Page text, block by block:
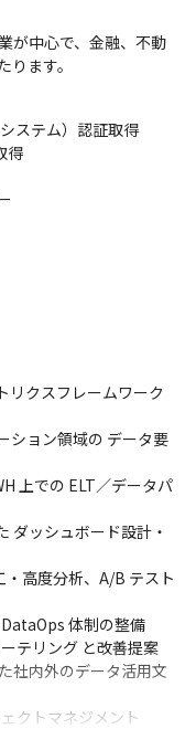
が中心で、金融、不動
ます。
ステム）認証取得
得
リクスフレームワーク
ション領域の データ要
上での ELT／データパ
ダッシュボード設計・
高度分析、A/B テスト
体制の整備
テリング と改善提案
社内外のデータ活用文
クトマネジメント